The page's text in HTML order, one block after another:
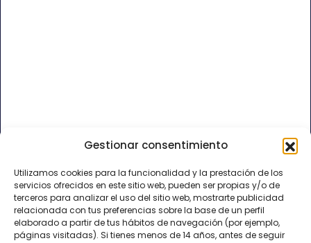
Gestionar consentimiento
Utilizamos cookies para la funcionalidad y la prestación de los
servicios ofrecidos en este sitio web, pueden ser propias y/o de
terceros para analizar el uso del sitio web, mostrarte publicidad
relacionada con tus preferencias sobre la base de un perfil
elaborado a partir de tus hábitos de navegación (por ejemplo,
páginas visitadas). Si tienes menos de 14 años, antes de seguir
Correo electrónico*
Web